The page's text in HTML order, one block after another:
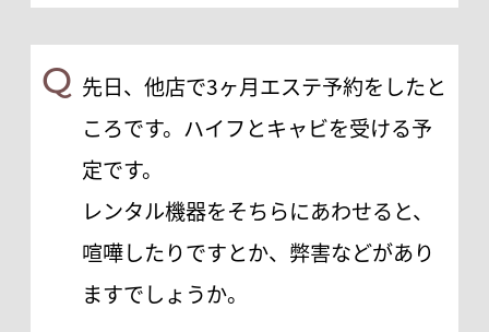
Q 先日、他店で3ヶ月エステ予約をしたと
ころです。ハイフとキャビを受ける予
定です。
レンタル機器をそちらにあわせると、
喧嘩したりですとか、弊害などがあり
ますでしょうか。